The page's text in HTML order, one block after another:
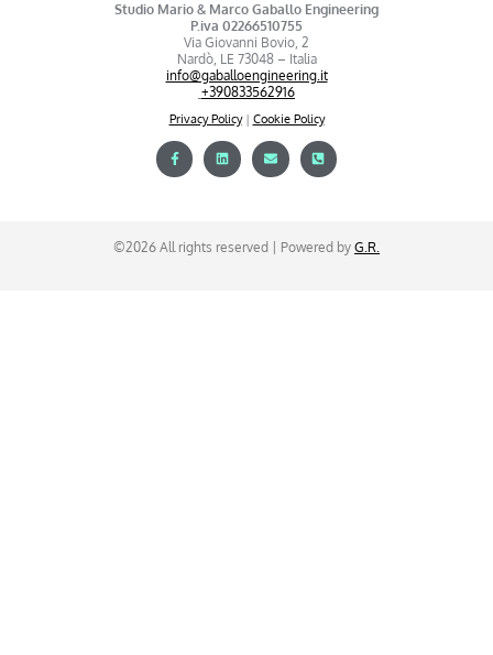
Studio Mario & Marco Gaballo Engineering
P.iva 02266510755
Via Giovanni Bovio, 2
Nardò, LE 73048 – Italia
info@gaballoengineering.it
+390833562916
Privacy Policy| Cookie Policy
©2026 All rights reserved | Powered by G.R.